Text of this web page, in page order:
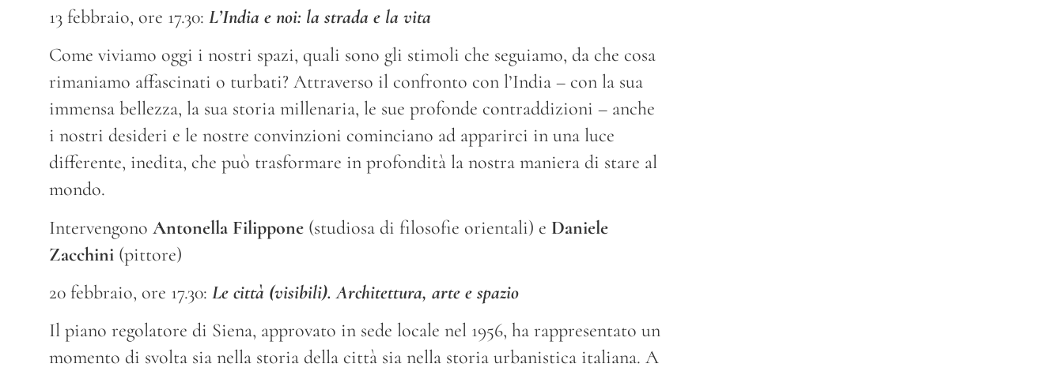
13 febbraio, ore 17.30: L’India e noi: la strada e la vita
Come viviamo oggi i nostri spazi, quali sono gli stimoli che seguiamo, da che cosa
rimaniamo affascinati o turbati? Attraverso il confronto con l’India – con la sua
immensa bellezza, la sua storia millenaria, le sue profonde contraddizioni – anche
i nostri desideri e le nostre convinzioni cominciano ad apparirci in una luce
differente, inedita, che può trasformare in profondità la nostra maniera di stare al
mondo.
Intervengono Antonella Filippone (studiosa di filosofie orientali) e Daniele
Zacchini (pittore)
20 febbraio, ore 17.30: Le città (visibili). Architettura, arte e spazio
Il piano regolatore di Siena, approvato in sede locale nel 1956, ha rappresentato un
momento di svolta sia nella storia della città sia nella storia urbanistica italiana. A